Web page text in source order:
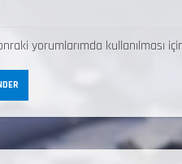
yorumlarımda kullanılması